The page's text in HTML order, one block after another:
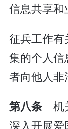
信息共享和
征兵工作有
集的个人信
者向他人非
第八条 机
深入开展爱